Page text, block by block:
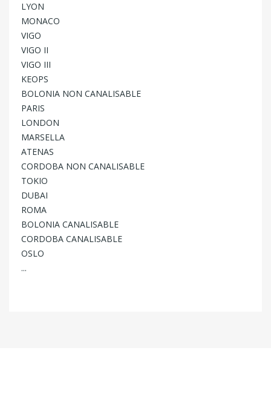
LYON
MONACO
VIGO
VIGO II
VIGO III
KEOPS
BOLONIA NON CANALISABLE
PARIS
LONDON
MARSELLA
ATENAS
CORDOBA NON CANALISABLE
TOKIO
DUBAI
ROMA
BOLONIA CANALISABLE
CORDOBA CANALISABLE
OSLO
...